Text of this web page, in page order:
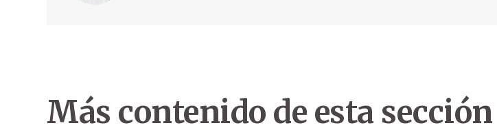
Más contenido de esta sección